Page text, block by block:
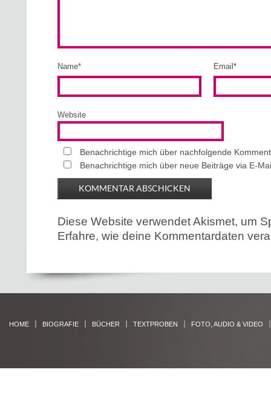
Name* Email *
Website
Benachrichtige mich über nachfolgende
Benachrichtige mich über neue Beiträge via E-
Diese Website verwendet Akismet, um
Erfahre, wie deine Kommentardaten
HOME BIOGRAFIE BÜCHER TEXTPROBEN FOTO, AUDIO & VIDEO